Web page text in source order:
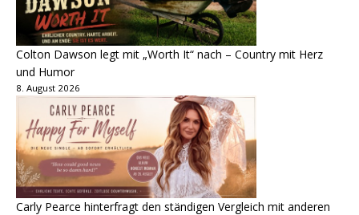
Colton Dawson legt mit „Worth It“ nach – Country mit Herz
und Humor
8. August 2026
Carly Pearce hinterfragt den ständigen Vergleich mit anderen